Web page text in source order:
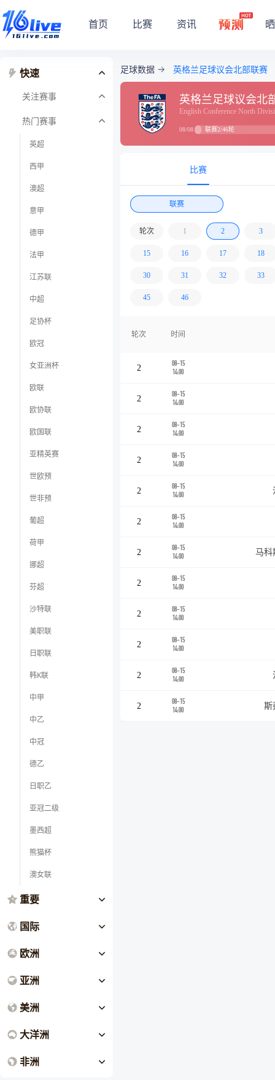
首页 比赛 资讯
快速
关注赛事
热门赛事
英超
西甲
澳超
意甲
德甲
法甲
江苏联
中超
足协杯
欧冠
女亚洲杯
欧联
欧协联
欧国联
亚精英赛
世欧预
世非预
葡超
荷甲
挪超
芬超
沙特联
美职联
日职联
韩K联
中甲
中乙
中冠
德乙
日职乙
亚冠二级
墨西超
熊猫杯
澳女联
重要
国际
欧洲
亚洲
美洲
大洋洲
非洲
足球数据 英格兰足球议会北部联赛
英格兰足球议会北
English Conference North
08/08 联赛2/46轮
比赛
联赛
轮次 1 2 3
15 16 17 18
30 31 32 33
45 46
轮次 时间
2
08-15
14:00
2
08-15
14:00
2
08-15
14:00
2
08-15
14:00
2
08-15
14:00
2
08-15
14:00
2
08-15
14:00
马科
2
08-15
14:00
2
08-15
14:00
2
08-15
14:00
2
08-15
14:00
2
08-15
14:00
斯